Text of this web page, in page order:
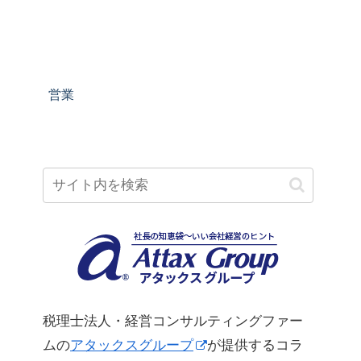
営業
税理士法人・経営コンサルティングファー
ムのアタックスグループ が提供するコラ